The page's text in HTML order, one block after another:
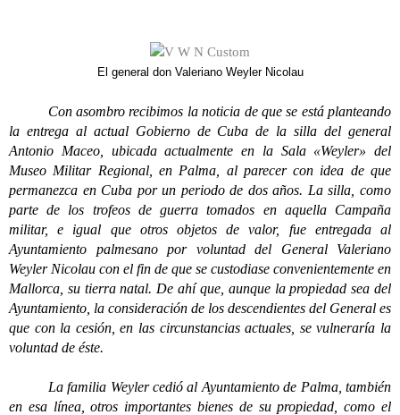
El general don Valeriano Weyler Nicolau
Con asombro recibimos la noticia de que se está planteando
la entrega al actual Gobierno de Cuba de la silla del general
Antonio Maceo, ubicada actualmente en la Sala «Weyler» del
Museo Militar Regional, en Palma, al parecer con idea de que
permanezca en Cuba por un periodo de dos años. La silla, como
parte de los trofeos de guerra tomados en aquella Campaña
militar, e igual que otros objetos de valor, fue entregada al
Ayuntamiento palmesano por voluntad del General Valeriano
Weyler Nicolau con el fin de que se custodiase convenientemente en
Mallorca, su tierra natal. De ahí que, aunque la propiedad sea del
Ayuntamiento, la consideración de los descendientes del General es
que con la cesión, en las circunstancias actuales, se vulneraría la
voluntad de éste.
La familia Weyler cedió al Ayuntamiento de Palma, también
en esa línea, otros importantes bienes de su propiedad, como el